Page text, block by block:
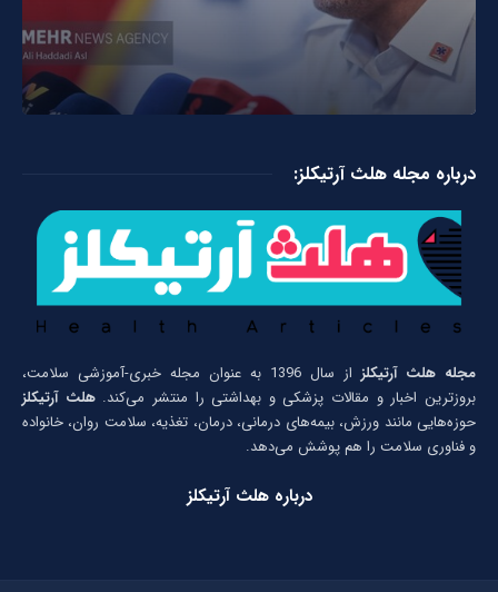
درباره مجله هلث آرتیکلز:
مجله هلث آرتیکلز
از سال 1396 به عنوان مجله خبری-آموزشی سلامت،
بروزترین اخبار و مقالات پزشکی و بهداشتی را منتشر می‌کند.هلث آرتیکلز
حوزه‌هایی مانند ورزش، بیمه‌های درمانی، درمان، تغذیه، سلامت روان، خانواده
و فناوری سلامت را هم پوشش می‌دهد.
درباره هلث آرتیکلز